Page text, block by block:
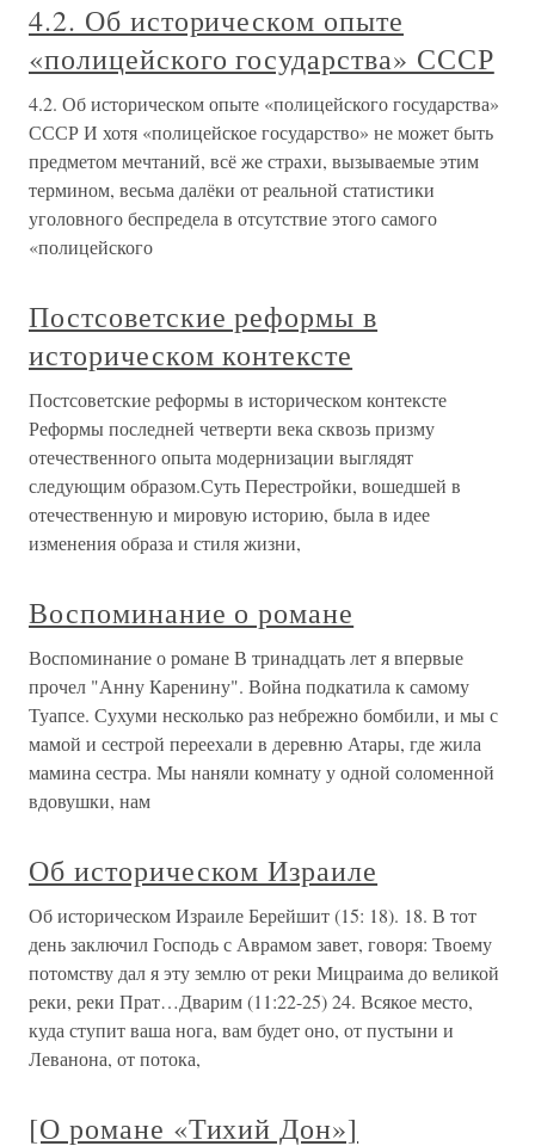
4.2. Об историческом опыте
«полицейского государства» СССР
4.2. Об историческом опыте «полицейского государства»
СССР И хотя «полицейское государство» не может быть
предметом мечтаний, всё же страхи, вызываемые этим
термином, весьма далёки от реальной статистики
уголовного беспредела в отсутствие этого самого
«полицейского
Постсоветские реформы в
историческом контексте
Постсоветские реформы в историческом контексте
Реформы последней четверти века сквозь призму
отечественного опыта модернизации выглядят
следующим образом.Суть Перестройки, вошедшей в
отечественную и мировую историю, была в идее
изменения образа и стиля жизни,
Воспоминание о романе
Воспоминание о романе В тринадцать лет я впервые
прочел "Анну Каренину". Война подкатила к самому
Туапсе. Сухуми несколько раз небрежно бомбили, и мы с
мамой и сестрой переехали в деревню Атары, где жила
мамина сестра. Мы наняли комнату у одной соломенной
вдовушки, нам
Об историческом Израиле
Об историческом Израиле Берейшит (15: 18). 18. В тот
день заключил Господь с Аврамом завет, говоря: Твоему
потомству дал я эту землю от реки Мицраима до великой
реки, реки Прат…Дварим (11:22-25) 24. Всякое место,
куда ступит ваша нога, вам будет оно, от пустыни и
Леванона, от потока,
[О романе «Тихий Дон»]